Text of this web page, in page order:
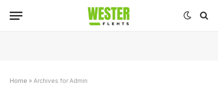
Home » Archives for Admin